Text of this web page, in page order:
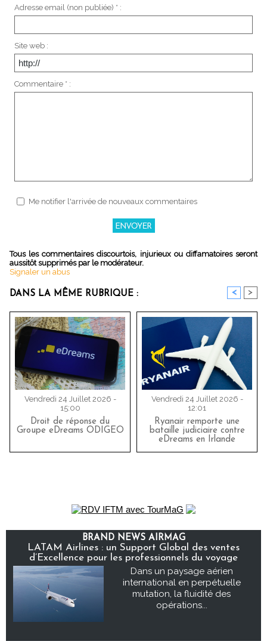
Adresse email (non publiée) * :
Site web :
Commentaire * :
Me notifier l'arrivée de nouveaux commentaires
Tous les commentaires discourtois, injurieux ou diffamatoires seront
aussitôt supprimés par le modérateur.
Signaler un abus
DANS LA MÊME RUBRIQUE : < >
Vendredi 24 Juillet 2026 -
15:00
Droit de réponse du
Groupe eDreams ODIGEO
Vendredi 24 Juillet 2026 -
12:01
Ryanair remporte une
bataille judiciaire contre
eDreams en Irlande
BRAND NEWS AIRMAG
LATAM Airlines : un Support Global des ventes
d’Excellence pour les professionnels du voyage
Dans un paysage aérien
international en perpétuelle
mutation, la fluidité des
opérations...